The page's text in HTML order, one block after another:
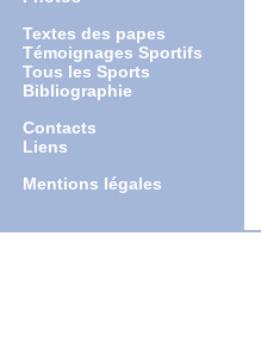
Textes des papes
Témoignages Sportifs
Tous les Sports
Bibliographie
Contacts
Liens
Mentions légales